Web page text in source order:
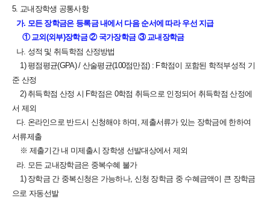
5. 교내장학생 공통사항
가. 모든 장학금은 등록금 내에서 다음 순서에 따라 우선 지급
① 교외(외부)장학금 ② 국가장학금 ③ 교내장학금
나. 성적 및 취득학점 산정방법
1) 평점평균(GPA) / 산술평균(100점만점) : F학점이 포함된 학적부성적 기
준 산정
2) 취득학점 산정 시 F학점은 0학점 취득으로 인정되어 취득학점 산정에
서 제외
다. 온라인으로 반드시 신청해야 하며, 제출서류가 있는 장학금에 한하여
서류제출
※ 제출기간 내 미제출시 장학생 선발대상에서 제외
라. 모든 교내장학금은 중복수혜 불가
1) 장학금 간 중복신청은 가능하나, 신청 장학금 중 수혜금액이 큰 장학금
으로 자동선발